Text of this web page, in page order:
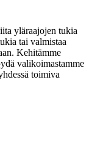
yläraajojen tukia
tai valmistaa
Kehitämme
valikoimastamme
toimiva